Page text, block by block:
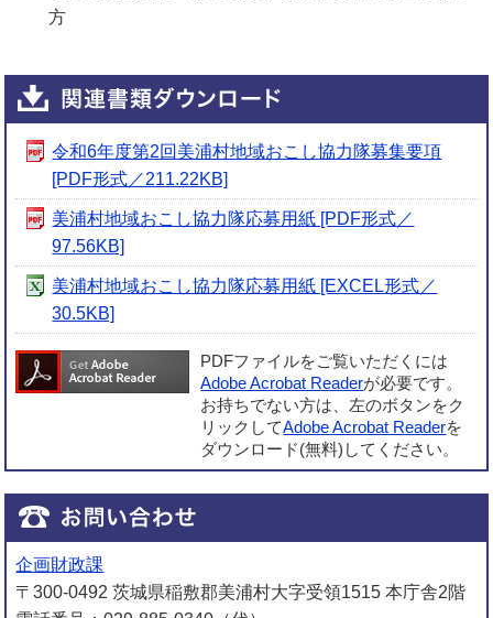
方
令和6年度第2回美浦村地域おこし協力隊募集要項
[PDF形式／211.22KB]
美浦村地域おこし協力隊応募用紙 [PDF形式／
97.56KB]
美浦村地域おこし協力隊応募用紙 [EXCEL形式／
30.5KB]
PDFファイルをご覧いただくには
Adobe Acrobat Readerが必要です。
お持ちでない方は、左のボタンをク
リックしてAdobe Acrobat Readerを
ダウンロード(無料)してください。
企画財政課
〒300-0492 茨城県稲敷郡美浦村大字受領1515 本庁舎2階